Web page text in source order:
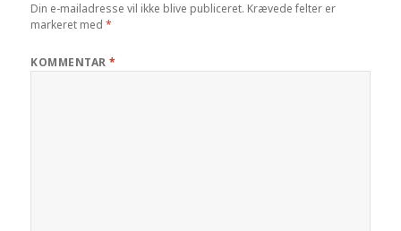
Din e-mailadresse vil ikke blive publiceret. Krævede felter er
markeret med*
KOMMENTAR*